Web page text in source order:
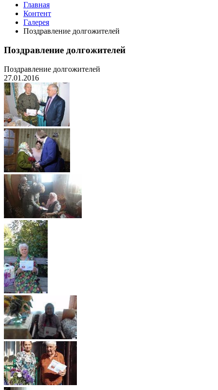
Главная
Контент
Галерея
Поздравление долгожителей
Поздравление долгожителей
Поздравление долгожителей
27.01.2016